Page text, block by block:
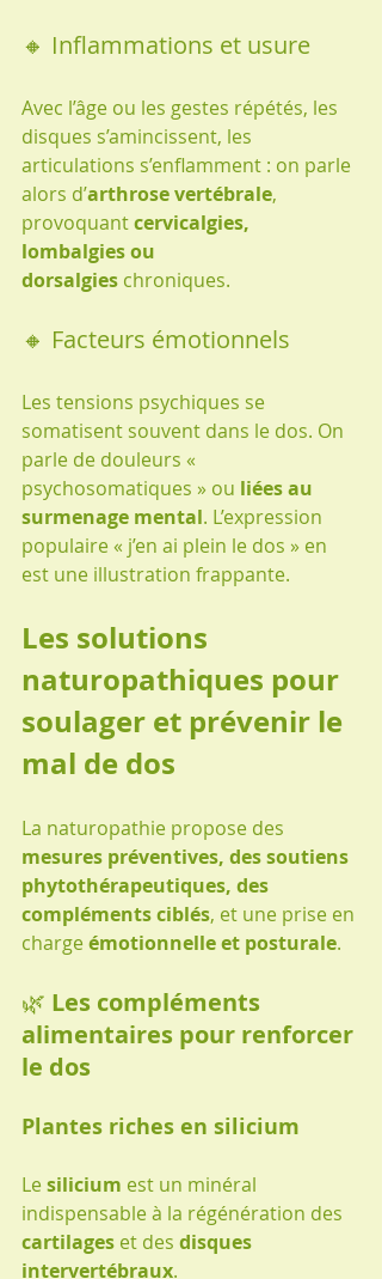
🔸 Inflammations et usure
Avec l’âge ou les gestes répétés, les
disques s’amincissent, les
articulations s’enflamment : on parle
alors d’arthrose vertébrale,
provoquant cervicalgies,
lombalgies ou
dorsalgies chroniques.
🔸 Facteurs émotionnels
Les tensions psychiques se
somatisent souvent dans le dos. On
parle de douleurs «
psychosomatiques » ou liées au
surmenage mental. L’expression
populaire « j’en ai plein le dos » en
est une illustration frappante.
Les solutions
naturopathiques pour
soulager et prévenir le
mal de dos
La naturopathie propose des
mesures préventives, des soutiens
phytothérapeutiques, des
compléments ciblés, et une prise en
charge émotionnelle et posturale.
🌿 Les compléments
alimentaires pour renforcer
le dos
Plantes riches en silicium
Le silicium est un minéral
indispensable à la régénération des
cartilages et des disques
intervertébraux.